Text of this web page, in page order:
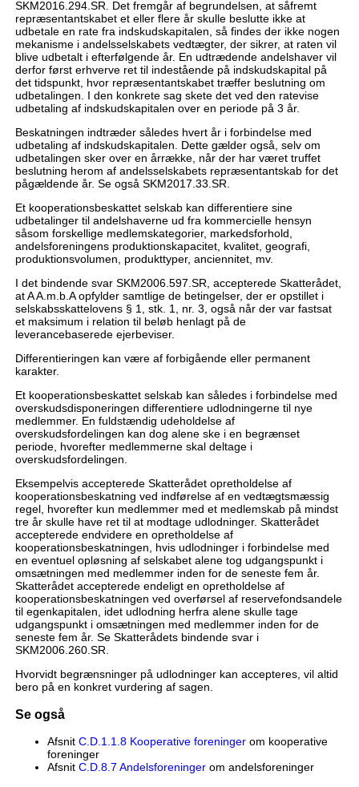
SKM2016.294.SR. Det fremgår af begrundelsen, at såfremt
repræsentantskabet et eller flere år skulle beslutte ikke at
udbetale en rate fra indskudskapitalen, så findes der ikke nogen
mekanisme i andelsselskabets vedtægter, der sikrer, at raten vil
blive udbetalt i efterfølgende år. En udtrædende andelshaver vil
derfor først erhverve ret til indestående på indskudskapital på
det tidspunkt, hvor repræsentantskabet træffer beslutning om
udbetalingen. I den konkrete sag skete det ved den ratevise
udbetaling af indskudskapitalen over en periode på 3 år.
Beskatningen indtræder således hvert år i forbindelse med
udbetaling af indskudskapitalen. Dette gælder også, selv om
udbetalingen sker over en årrække, når der har været truffet
beslutning herom af andelsselskabets repræsentantskab for det
pågældende år. Se også SKM2017.33.SR.
Et kooperationsbeskattet selskab kan differentiere sine
udbetalinger til andelshaverne ud fra kommercielle hensyn
såsom forskellige medlemskategorier, markedsforhold,
andelsforeningens produktionskapacitet, kvalitet, geografi,
produktionsvolumen, produkttyper, anciennitet, mv.
I det bindende svar SKM2006.597.SR, accepterede Skatterådet,
at A A.m.b.A opfylder samtlige de betingelser, der er opstillet i
selskabsskattelovens § 1, stk. 1, nr. 3, også når der var fastsat
et maksimum i relation til beløb henlagt på de
leverancebaserede ejerbeviser.
Differentieringen kan være af forbigående eller permanent
karakter.
Et kooperationsbeskattet selskab kan således i forbindelse med
overskudsdisponeringen differentiere udlodningerne til nye
medlemmer. En fuldstændig udeholdelse af
overskudsfordelingen kan dog alene ske i en begrænset
periode, hvorefter medlemmerne skal deltage i
overskudsfordelingen.
Eksempelvis accepterede Skatterådet opretholdelse af
kooperationsbeskatning ved indførelse af en vedtægtsmæssig
regel, hvorefter kun medlemmer med et medlemskab på mindst
tre år skulle have ret til at modtage udlodninger. Skatterådet
accepterede endvidere en opretholdelse af
kooperationsbeskatningen, hvis udlodninger i forbindelse med
en eventuel opløsning af selskabet alene tog udgangspunkt i
omsætningen med medlemmer inden for de seneste fem år.
Skatterådet accepterede endeligt en opretholdelse af
kooperationsbeskatningen ved overførsel af reservefondsandele
til egenkapitalen, idet udlodning herfra alene skulle tage
udgangspunkt i omsætningen med medlemmer inden for de
seneste fem år. Se Skatterådets bindende svar i
SKM2006.260.SR.
Hvorvidt begrænsninger på udlodninger kan accepteres, vil altid
bero på en konkret vurdering af sagen.
Se også
Afsnit C.D.1.1.8 Kooperative foreningerom kooperative
foreninger
Afsnit C.D.8.7 Andelsforeningerom andelsforeninger